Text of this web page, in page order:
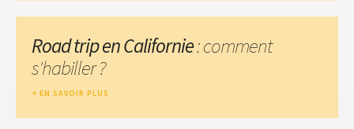
Road trip en Californie: comment
s'habiller ?
EN SAVOIR PLUS